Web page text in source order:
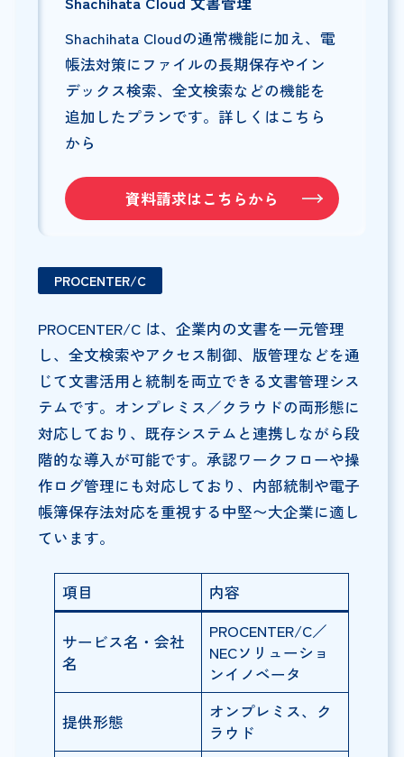
資料請求はこちらから
Shachihata Cloudの通常機能に加え、電
帳法対策にファイルの長期保存やイン
デックス検索、全文検索などの機能を
追加したプランです。詳しくはこちら
から
PROCENTER/C
PROCENTER/C は、企業内の文書を一元管理
し、全文検索やアクセス制御、版管理などを通
じて文書活用と統制を両立できる文書管理シス
テムです。オンプレミス／クラウドの両形態に
対応しており、既存システムと連携しながら段
階的な導入が可能です。承認ワークフローや操
作ログ管理にも対応しており、内部統制や電子
帳簿保存法対応を重視する中堅〜大企業に適し
ています。
項目 内容
サービス名・会社
名
PROCENTER/C／
NECソリューショ
ンイノベータ
提供形態
オンプレミス、ク
ラウド